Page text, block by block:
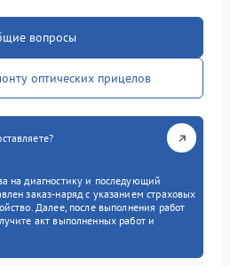
вопросы
оптических прицелов
на диагностику и последующий
заказ-наряд с указанием страховых
Далее, после выполнения работ
акт выполненных работ и